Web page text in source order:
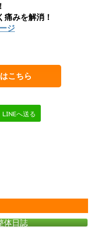
みを解消！
ジ
こちら
LINEへ送る
体日誌